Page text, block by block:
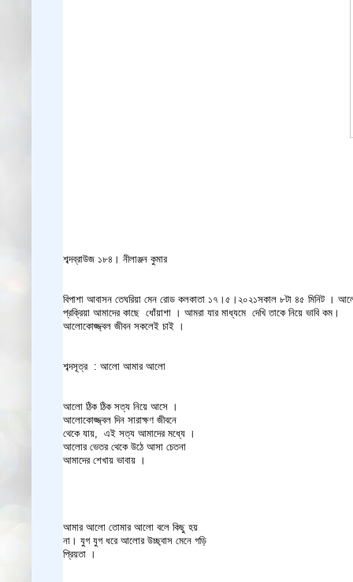
শব্দব্রাউজ ১৮৪। নীলাঞ্জন কুমার
বিপাশা আবাসন তেঘরিয়া মেন রোড কলকাতা ১৭।৫।২০২১সকাল ৮টা ৪৫ মিনিট ।
প্রক্রিয়া আমাদের কাছে ধোঁয়াশা । আমরা যার মাধ্যমে দেখি তাকে নিয়ে ভাবি কম।
আলোকোজ্জ্বল জীবন সকলেই চাই ।
শব্দসূত্র : আলো আমার আলো
আলো ঠিক ঠিক সত্য নিয়ে আসে ।
আলোকোজ্জ্বল দিন সারাক্ষণ জীবনে
থেকে যায়, এই সত্য আমাদের মধ্যে ।
আলোর ভেতর থেকে উঠে আসা চেতনা
আমাদের শেখায় ভাবায় ।
আমার আলো তোমার আলো বলে কিছু হয়
না। যুগ যুগ ধরে আলোর উচ্ছ্বাস মেনে গড়ি
প্রিয়তা ।